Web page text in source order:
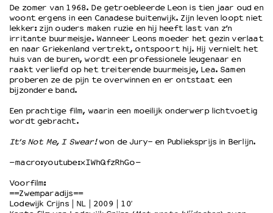
OVER LANTARENVENSTER
Wat we doen
Werken bij
Wie is wie
Historie
Partners
Huisregels
Duurzaamheid
Culturele boycot Israël
De zomer van 1968. De getroebleerde Leon is tien jaar oud en
woont ergens in een Canadese buitenwijk. Zijn leven loopt niet
lekker: zijn ouders maken ruzie en hij heeft last van z’n
irritante buurmeisje. Wanneer Leons moeder het gezin verlaat
en naar Griekenland vertrekt, ontspoort hij. Hij vernielt het
huis van de buren, wordt een professionele leugenaar en
raakt verliefd op het treiterende buurmeisje, Lea. Samen
proberen ze de pijn te overwinnen en er ontstaat een
bijzondere band.
Een prachtige film, waarin een moeilijk onderwerp lichtvoetig
wordt gebracht.
It’s Not Me, I Swear!won de Jury- en Publieksprijs in Berlijn.
–macro:youtube:xIWhQfzRhGo–
Voorfilm:
==Zwemparadijs==
Lodewijk Crijns | NL | 2009 | 10′